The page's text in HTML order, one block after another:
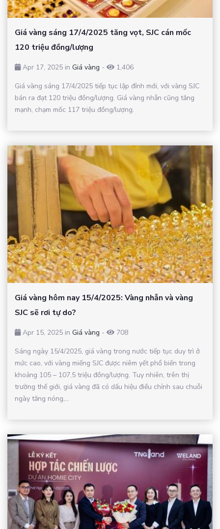
Giá vàng sáng 17/4/2025 tăng vọt, SJC cán mốc
120 triệu đồng/lượng
Apr 17, 2025 in Giá vàng -
1,406
Giá vàng sáng 17/4/2025 tiếp tục lập đỉnh mới, với vàng SJC
bán ra đạt 120 triệu đồng/lượng. Giá vàng nhẫn cũng tăng
mạnh, chạm mốc 117 triệu đồng/lượng.
Giá vàng hôm nay 15/4/2025: Vàng nhẫn và vàng
SJC sẽ rơi tự do?
Apr 15, 2025 in Giá vàng -
708
Sáng ngày 15/4/2025, giá vàng trong nước tiếp tục duy trì ở
mức cao, với vàng miếng SJC được niêm yết phổ biến trong
khoảng 105 – 107,5 triệu đồng/lượng. Tuy nhiên, trên thị
trường thế giới, giá vàng đã có dấu hiệu điều chỉnh sau chuỗi
ngày tăng nóng,...